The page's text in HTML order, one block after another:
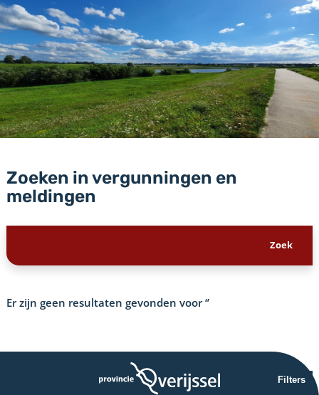
Zoeken in vergunningen en
meldingen
Er zijn geen resultaten gevonden voor‘’
Filters